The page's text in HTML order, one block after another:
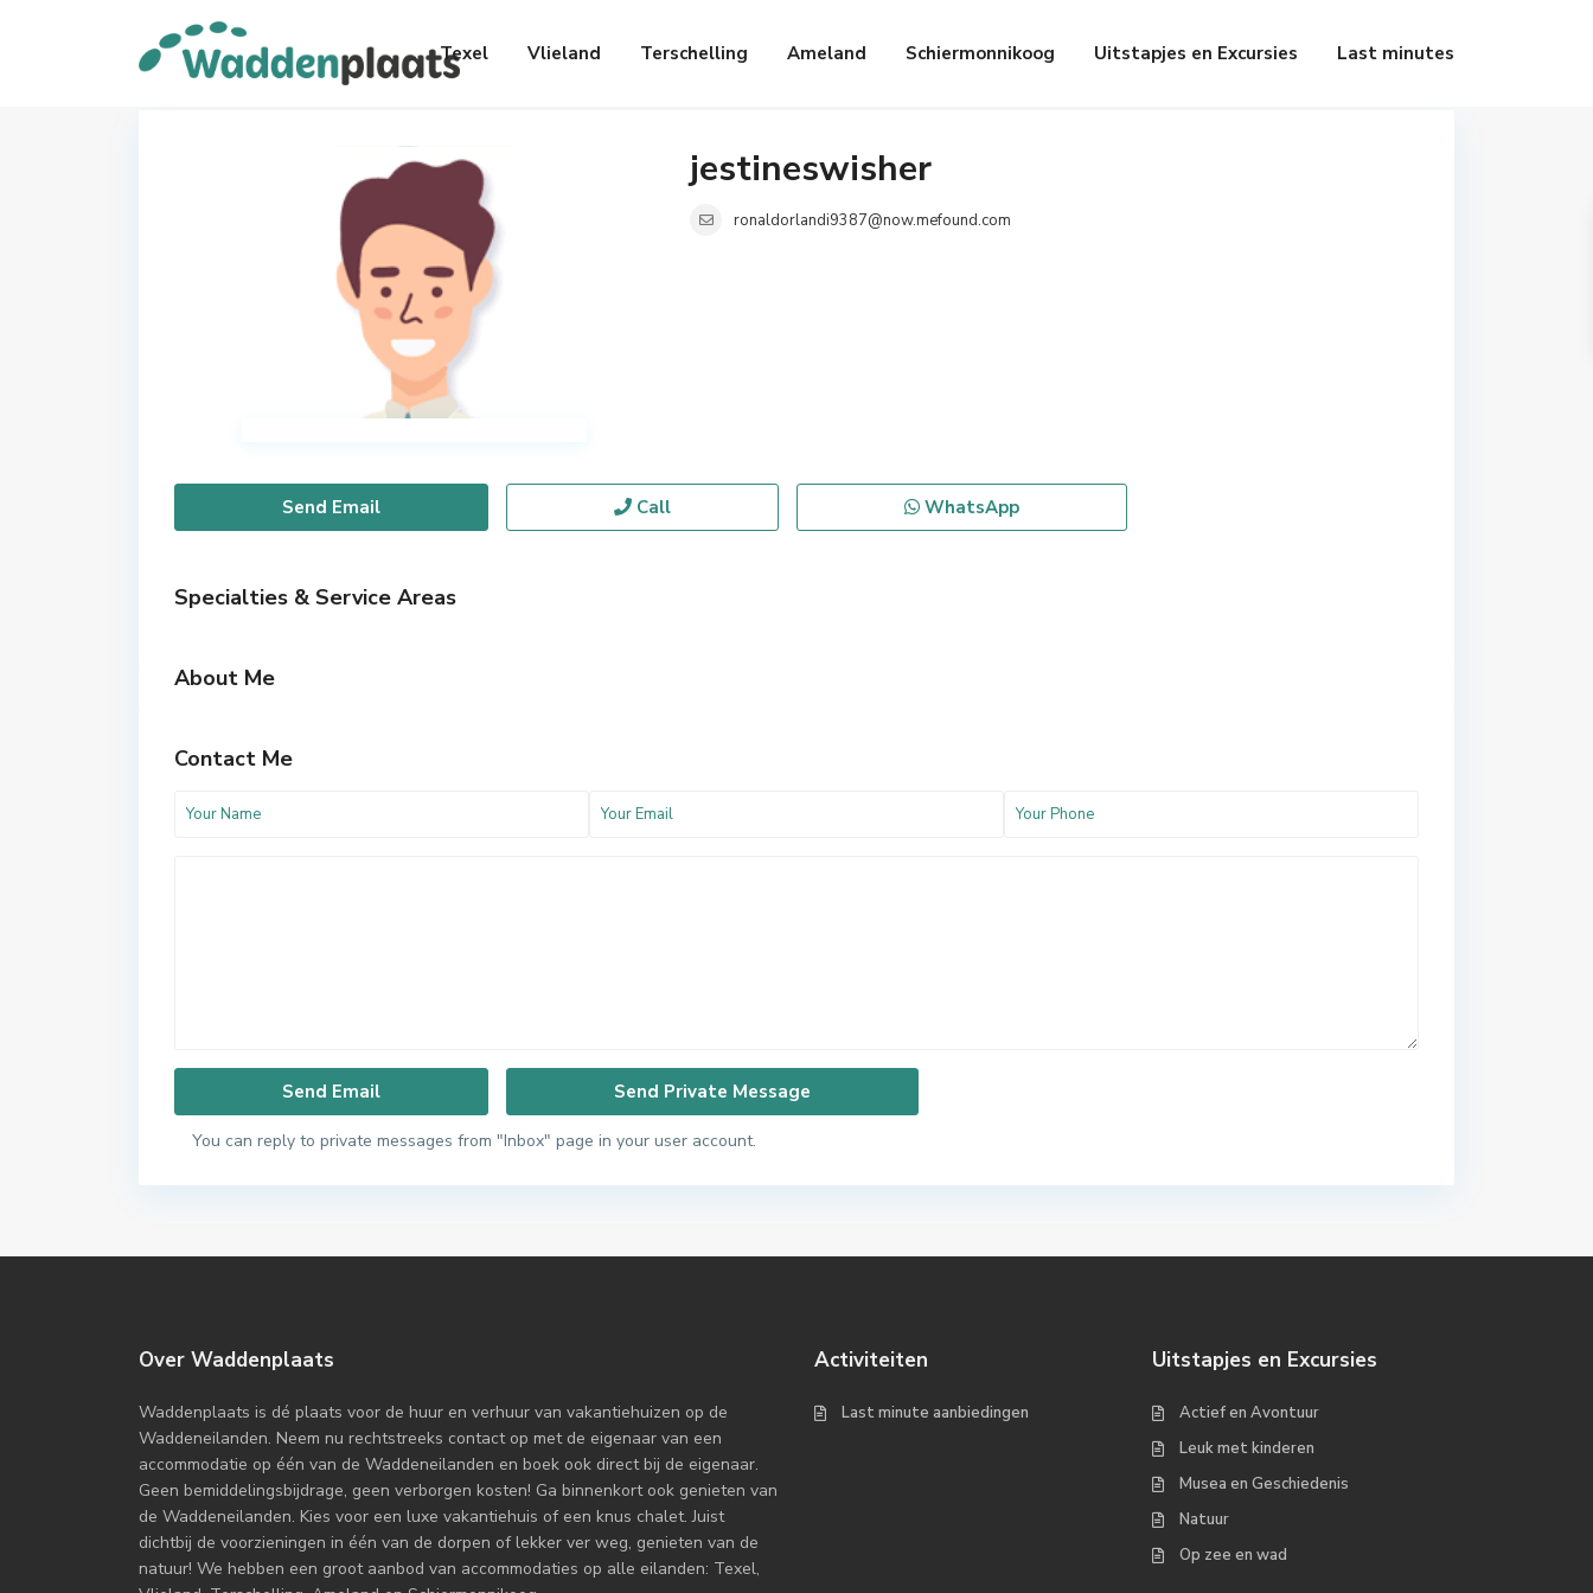
Texel Vlieland Terschelling Ameland Schiermonnikoog Uitstapjes en Excursies Last minutes
jestineswisher
ronaldorlandi9387@now.mefound.com
Send Email Call WhatsApp
Specialties & Service Areas
About Me
Contact Me
You can reply to private messages from "Inbox" page in your user account.
Over Waddenplaats
Waddenplaats is dé plaats voor de huur en verhuur van vakantiehuizen op de
Waddeneilanden. Neem nu rechtstreeks contact op met de eigenaar van een
accommodatie op één van de Waddeneilanden en boek ook direct bij de eigenaar.
Geen bemiddelingsbijdrage, geen verborgen kosten! Ga binnenkort ook genieten van
de Waddeneilanden. Kies voor een luxe vakantiehuis of een knus chalet. Juist
dichtbij de voorzieningen in één van de dorpen of lekker ver weg, genieten van de
natuur! We hebben een groot aanbod van accommodaties op alle eilanden: Texel,
Activiteiten
Last minute aanbiedingen
Uitstapjes en Excursies
Actief en Avontuur
Leuk met kinderen
Musea en Geschiedenis
Natuur
Op zee en wad